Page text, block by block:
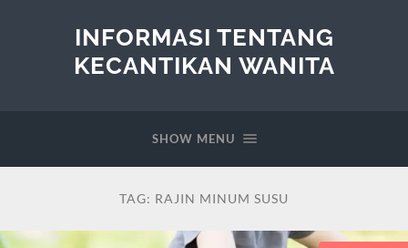
INFORMASI TENTANG
KECANTIKAN WANITA
SHOW MENU
TAG: RAJIN MINUM SUSU